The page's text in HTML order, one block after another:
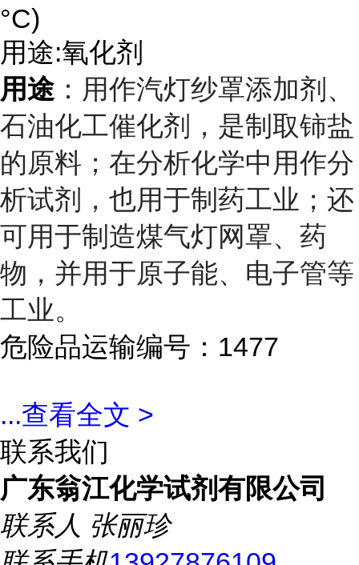
°C)
用途:氧化剂
用途 ：用作汽灯纱罩添加剂、
石油化工催化剂，是制取铈盐
的原料；在分析化学中用作分
析试剂，也用于制药工业；还
可用于制造煤气灯网罩、药
物，并用于原子能、电子管等
工业。
危险品运输编号：1477
...查看全文 >
联系我们
广东翁江化学试剂有限公司
联系人 张丽珍